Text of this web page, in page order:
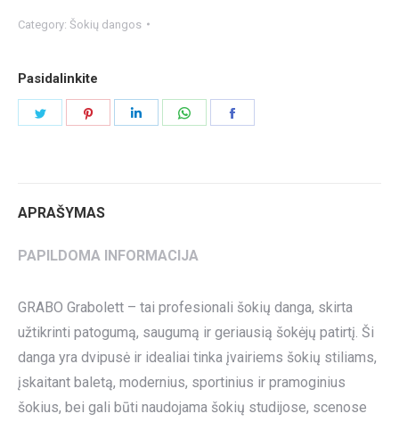
Category: Šokių dangos
Pasidalinkite
APRAŠYMAS
PAPILDOMA INFORMACIJA
GRABO Grabolett – tai profesionali šokių danga, skirta
užtikrinti patogumą, saugumą ir geriausią šokėjų patirtį. Ši
danga yra dvipusė ir idealiai tinka įvairiems šokių stiliams,
įskaitant baletą, modernius, sportinius ir pramoginius
šokius, bei gali būti naudojama šokių studijose, scenose